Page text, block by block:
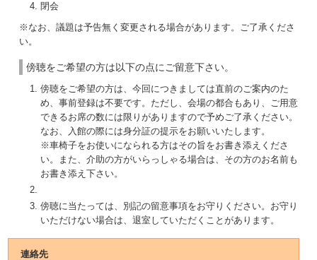
閉会
※なお、議題は予告無く変更される場合があります。ご了承くださ
い。
傍聴をご希望の方は以下の点にご留意下さい。
傍聴をご希望の方は、今回につきましては直前のご案内のた
め、事前登録は不要です。ただし、会場の都合もあり、ご用意
できるお席の数には限りがありますので予めご了承ください。
なお、入館の際には身分証の提示をお願いいたします。
※車椅子をお使いになられる方はその旨をお書き添えくださ
い。また、介助の方がいらっしゃる場合は、その方のお名前も
お書き添え下さい。
傍聴に当たっては、別記の留意事項をお守りください。お守り
いただけない場合は、退室していただくことがあります。
連絡先